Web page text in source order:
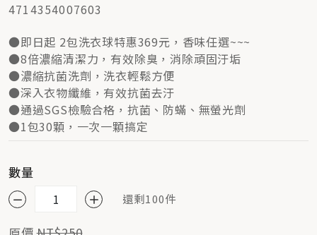
4714354007603
●即日起 2包洗衣球特惠369元，香味任選~~~
●8倍濃縮清潔力，有效除臭，消除頑固汙垢
●濃縮抗菌洗劑，洗衣輕鬆方便
●深入衣物纖維，有效抗菌去汙
●通過SGS檢驗合格，抗菌、防蟎、無螢光劑
●1包30顆，一次一顆搞定
數量
還剩100件